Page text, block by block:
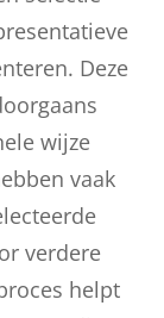
Deze
wijze
vaak
verdere
helpt